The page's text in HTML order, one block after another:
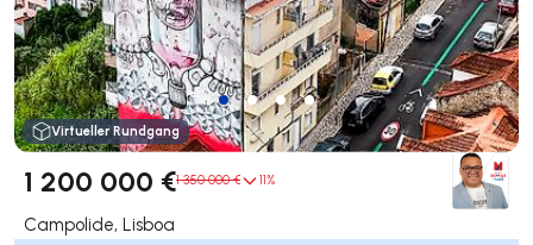
Virtueller Rundgang
1 200 000 €1 350 000 € 11%
Campolide, Lisboa